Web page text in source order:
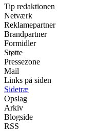
Tip redaktionen
Netværk
Reklamepartner
Brandpartner
Formidler
Støtte
Pressezone
Mail
Links på siden
Sidetræ
Opslag
Arkiv
Blogside
RSS